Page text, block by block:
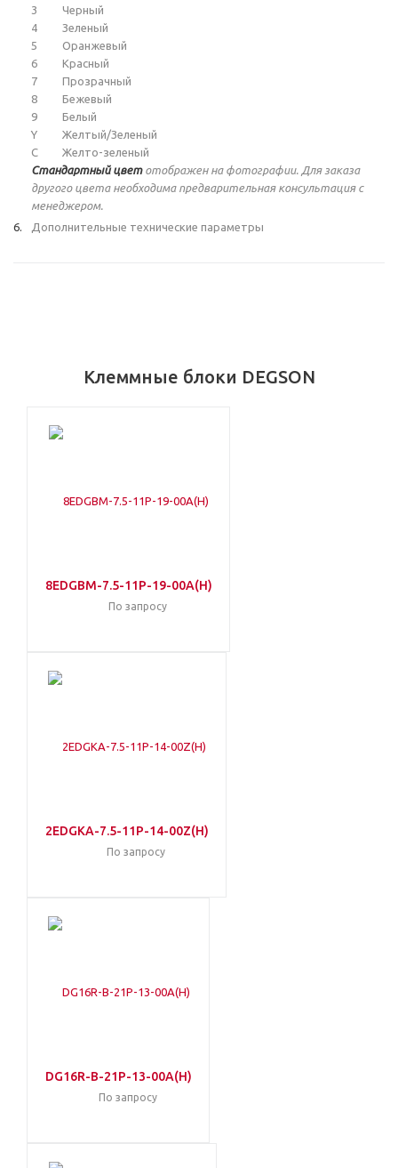
3
Черный
4
Зеленый
5
Оранжевый
6
Красный
7
Прозрачный
8
Бежевый
9
Белый
Y
Желтый/Зеленый
C
Желто-зеленый
Стандартный цветотображен на фотографии. Для заказа
другого цвета необходима предварительная консультация с
менеджером.
Дополнительные технические параметры
Клеммные блоки DEGSON
8EDGBM-7.5-11P-19-00A(H)
По запросу
2EDGKA-7.5-11P-14-00Z(H)
По запросу
DG16R-B-21P-13-00A(H)
По запросу